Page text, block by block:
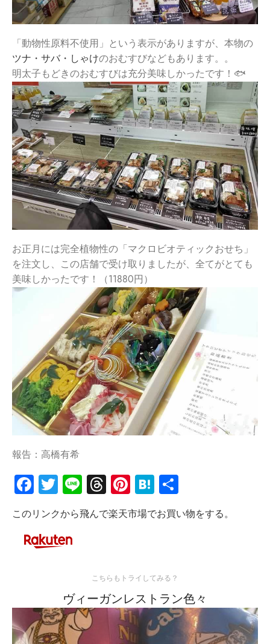
「動物性原料不使用」という表示がありますが、本物の
ツナ・サバ・しゃけのおむすびなどもあります。。
明太子もどきのおむすびは充分美味しかったです！🐟
お正月には完全植物性の「マクロビオティックおせち」
を注文し、この店舗で受け取りましたが、全てがとても
美味しかったです！（11880円）
報告：高橋有希
Facebook
Twitter
LineThreads
Pinterest
Hatena
有
このリンクから飛んで楽天市場でお買い物をする。
こちらもトライしてみる？
ヴィーガンレストラン色々